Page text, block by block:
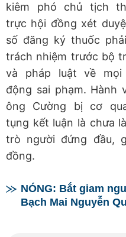
kiêm phó chủ tịch
trực hội đồng xét
số đăng ký thuốc
trách nhiệm trước bộ
và pháp luật về mọi
động sai phạm. Hành
ông Cường bị cơ
tụng kết luận là chưa
trò người đứng đầu,
đồng.
NÓNG: Bắt giam
Bạch Mai Nguyễn